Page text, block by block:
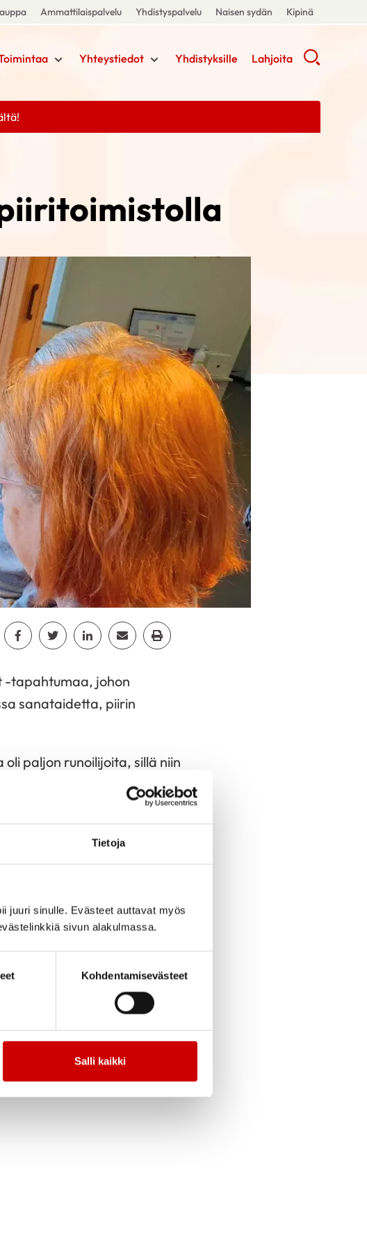
Tietoja
juuri sinulle. Evästeet auttavat myös
sivun alakulmassa.
Kohdentamisevästeet
Salli kaikki
Ammattilaispalvelu Yhdistyspalvelu Naisen sydän Kipinä
Yhteystiedot Yhdistyksille Lahjoita
Whatsapp
Jaa Facebook
Jaa TwitterJaa LinkedinJaa EmailJaa Print
-tapahtumaa, johon
sanataidetta, piirin
paljon runoilijoita, sillä niin